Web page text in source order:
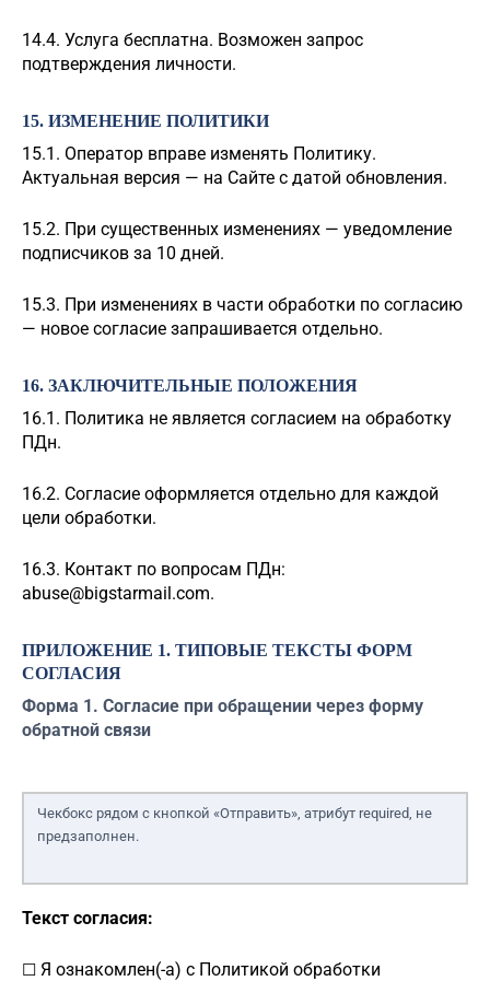
14.4. Услуга бесплатна. Возможен запрос
подтверждения личности.
15. ИЗМЕНЕНИЕ ПОЛИТИКИ
15.1. Оператор вправе изменять Политику.
Актуальная версия — на Сайте с датой обновления.
15.2. При существенных изменениях — уведомление
подписчиков за 10 дней.
15.3. При изменениях в части обработки по согласию
— новое согласие запрашивается отдельно.
16. ЗАКЛЮЧИТЕЛЬНЫЕ ПОЛОЖЕНИЯ
16.1. Политика не является согласием на обработку
ПДн.
16.2. Согласие оформляется отдельно для каждой
цели обработки.
16.3. Контакт по вопросам ПДн:
abuse@bigstarmail.com.
ПРИЛОЖЕНИЕ 1. ТИПОВЫЕ ТЕКСТЫ ФОРМ
СОГЛАСИЯ
Форма 1. Согласие при обращении через форму
обратной связи
Чекбокс рядом с кнопкой «Отправить», атрибут required, не
предзаполнен.
Текст согласия:
☐ Я ознакомлен(-а) с Политикой обработки